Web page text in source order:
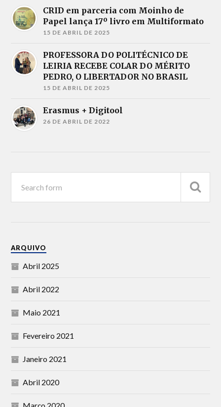
CRID em parceria com Moinho de
Papel lança 17º livro em Multiformato
15 DE ABRIL DE 2025
PROFESSORA DO POLITÉCNICO DE
LEIRIA RECEBE COLAR DO MÉRITO
PEDRO, O LIBERTADOR NO BRASIL
15 DE ABRIL DE 2025
Erasmus + Digitool
26 DE ABRIL DE 2022
ARQUIVO
Abril 2025
Abril 2022
Maio 2021
Fevereiro 2021
Janeiro 2021
Abril 2020
Março 2020